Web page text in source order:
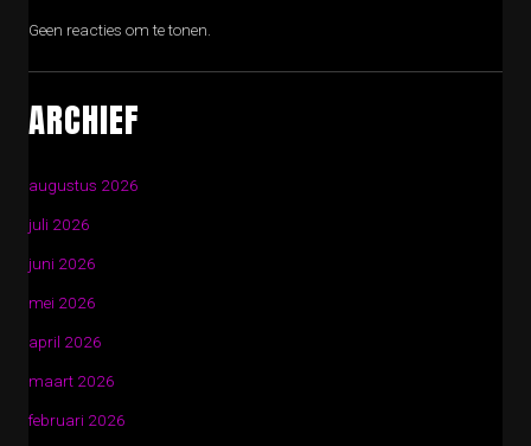
Geen reacties om te tonen.
ARCHIEF
augustus 2026
juli 2026
juni 2026
mei 2026
april 2026
maart 2026
februari 2026